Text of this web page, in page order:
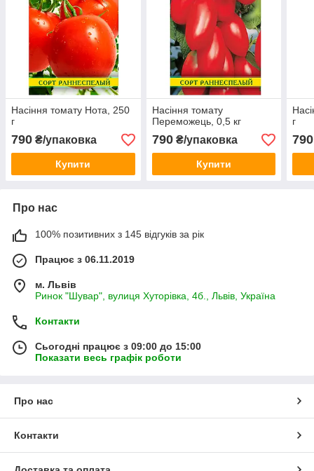
Насіння томату Нота, 250
г
790 ₴/упаковка
Купити
Насіння томату
Переможець, 0,5 кг
790₴/упаковка
Купити
г
790
Про нас
100% позитивних з 145 відгуків за рік
Працює з 06.11.2019
м. Львів
Ринок "Шувар", вулиця Хуторівка, 4б., Львів, Україна
Контакти
Сьогодні працює з 09:00 до 15:00
Показати весь графік роботи
Про нас
Контакти